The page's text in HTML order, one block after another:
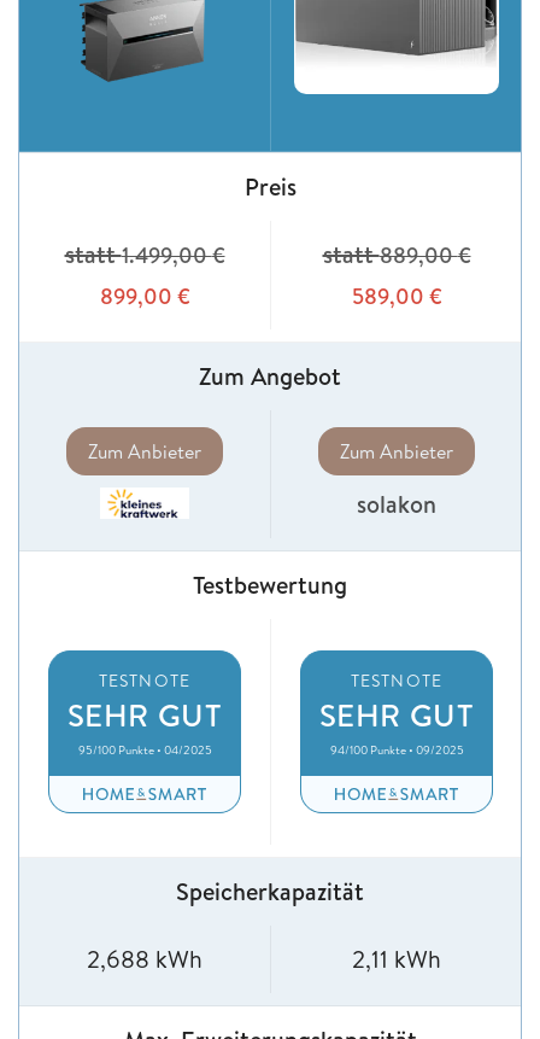
Preis
statt1.499,00€
899,00 €
statt889,00€
589,00 €
Zum Angebot
Zum Anbieter Zum Anbieter
solakon
Testbewertung
TESTNOTE
SEHR GUT
95/100 Punkte • 04/2025
TESTNOTE
SEHR GUT
94/100 Punkte • 09/2025
Speicherkapazität
2,688 kWh 2,11 kWh